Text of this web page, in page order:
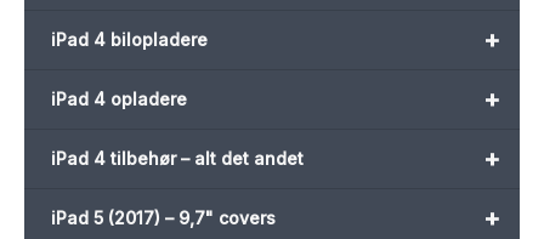
+
iPad 4 bilopladere
+
iPad 4 opladere
+
iPad 4 tilbehør – alt det andet
+
iPad 5 (2017) – 9,7" covers